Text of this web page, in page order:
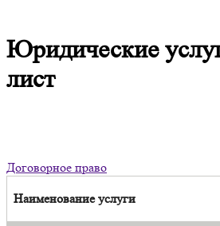
Юридические
лист
Договорное право
Наименование услуги